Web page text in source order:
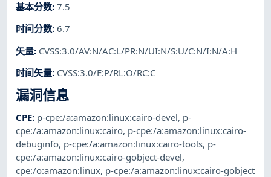
基本分数:7.5
时间分数:6.7
矢量: CVSS:3.0/AV:N/AC:L/PR:N/UI:N/S:U/C:N/I:N/A:H
时间矢量: CVSS:3.0/E:P/RL:O/RC:C
漏洞信息
CPE: p-cpe:/a:amazon:linux:cairo-devel, p-
cpe:/a:amazon:linux:cairo, p-cpe:/a:amazon:linux:cairo-
debuginfo, p-cpe:/a:amazon:linux:cairo-tools, p-
cpe:/a:amazon:linux:cairo-gobject-devel,
cpe:/o:amazon:linux, p-cpe:/a:amazon:linux:cairo-gobject